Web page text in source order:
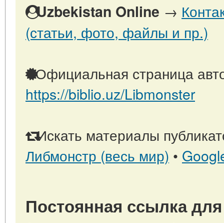
Uzbekistan Online →
(статьи, фото, файлы и пр.)
Официальная страница
https://biblio.uz/Libmonster
Искать материалы
Либмонстр (весь мир) •
Постоянная ссылка